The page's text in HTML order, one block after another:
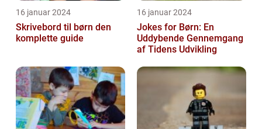
16 januar 2024
Skrivebord til børn den
komplette guide
16 januar 2024
Jokes for Børn: En
Uddybende Gennemgang
af Tidens Udvikling